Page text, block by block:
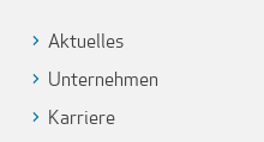
Aktuelles
Unternehmen
Karriere